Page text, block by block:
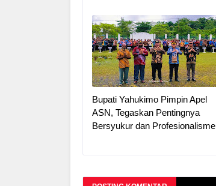
Bupati Yahukimo Pimpin Apel
ASN, Tegaskan Pentingnya
Bersyukur dan Profesionalisme